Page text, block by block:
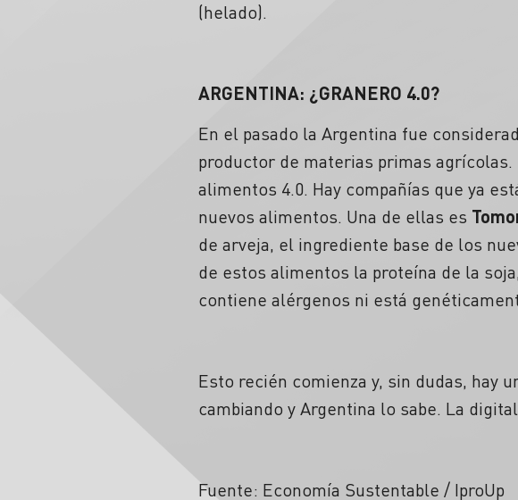
(helado).
ARGENTINA: ¿GRANERO 4.0?
En el pasado la Argentina fue
productor de materias primas
alimentos 4.0. Hay compañías que ya
nuevos alimentos. Una de ellas es
de arveja, el ingrediente base de los
de estos alimentos la proteína de la
contiene alérgenos ni está
Esto recién comienza y, sin dudas, hay
cambiando y Argentina lo sabe. La
Fuente: Economía Sustentable / IproUp